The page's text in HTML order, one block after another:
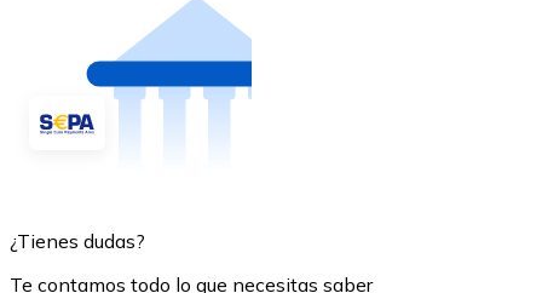
¿Tienes dudas?
Te contamos todo lo que necesitas saber